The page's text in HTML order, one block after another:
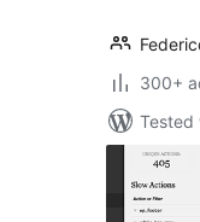
300+
Tested